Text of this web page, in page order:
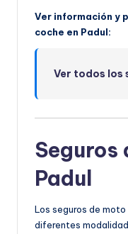
Ver información y
coche en Padul:
Ver todos los
Seguros
Padul
Los seguros de
diferentes